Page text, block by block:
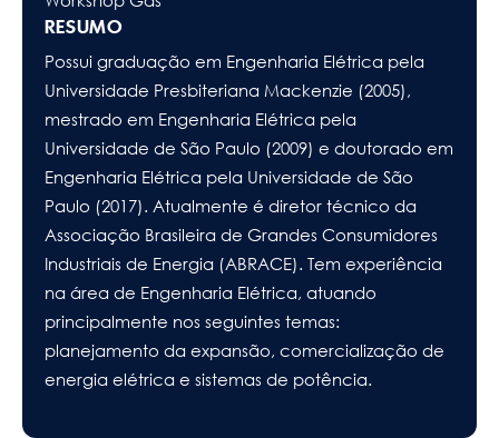
RESUMO
Possui graduação em Engenharia Elétrica pela
Universidade Presbiteriana Mackenzie (2005),
mestrado em Engenharia Elétrica pela
Universidade de São Paulo (2009) e doutorado em
Engenharia Elétrica pela Universidade de São
Paulo (2017). Atualmente é diretor técnico da
Associação Brasileira de Grandes Consumidores
Industriais de Energia (ABRACE). Tem experiência
na área de Engenharia Elétrica, atuando
principalmente nos seguintes temas:
planejamento da expansão, comercialização de
energia elétrica e sistemas de potência.